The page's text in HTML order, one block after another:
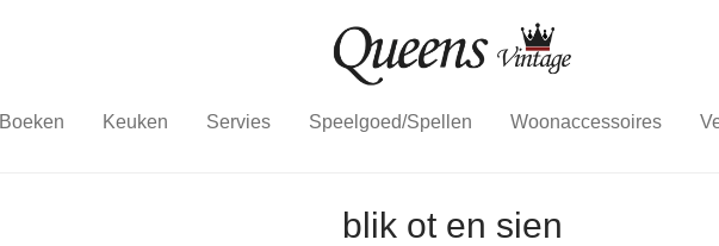
Boeken Keuken Servies Speelgoed/Spellen Woonaccessoires
blik ot en sien